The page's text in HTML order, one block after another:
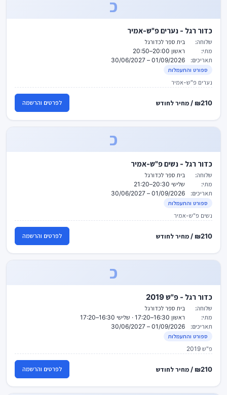
כ
כדור רגל - נערים פ"ש-אמיר
שלוחה:
בית ספר לכדורגל
מתי:
ראשון 20:00–20:50
תאריכים:
01/09/2026 – 30/06/2027
ספורט והתעמלות
נערים פ"ש-אמיר
₪210 / מחיר לחודש לפרטים והרשמה
כ
כדור רגל - נשים פ"ש-אמיר
שלוחה:
בית ספר לכדורגל
מתי:
שלישי 20:30–21:20
תאריכים:
01/09/2026 – 30/06/2027
ספורט והתעמלות
נשים פ"ש-אמיר
₪210 / מחיר לחודש לפרטים והרשמה
כ
כדור רגל - פ"ש 2019
שלוחה:
בית ספר לכדורגל
מתי:
ראשון 16:30–17:20 · שלישי 16:30–17:20
תאריכים:
01/09/2026 – 30/06/2027
ספורט והתעמלות
פ"ש 2019
₪210 / מחיר לחודש לפרטים והרשמה